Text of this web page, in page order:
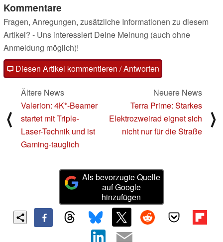
Kommentare
Fragen, Anregungen, zusätzliche Informationen zu diesem
Artikel? - Uns interessiert Deine Meinung (auch ohne
Anmeldung möglich)!
Diesen Artikel kommentieren / Antworten
⟨
Ältere News
Valerion: 4K*-Beamer
startet mit Triple-
Laser-Technik und ist
Gaming-tauglich
Neuere News
Terra Prime: Starkes
Elektrozweirad eignet sich
nicht nur für die Straße
⟩
Als bevorzugte Quelle
auf Google
hinzufügen